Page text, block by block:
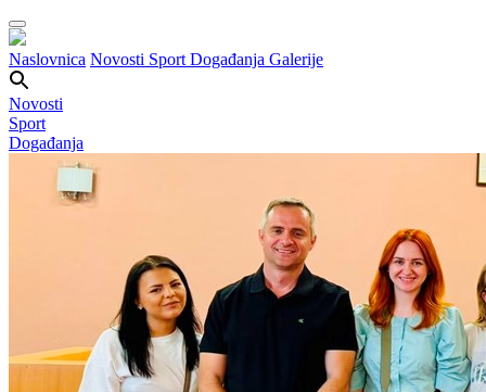
Naslovnica Novosti Sport Događanja Galerije
Novosti
Sport
Događanja